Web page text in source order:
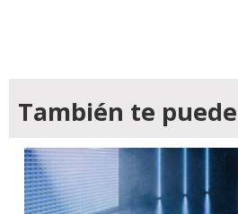
También te